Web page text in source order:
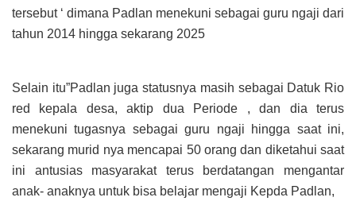
tersebut ‘ dimana Padlan menekuni sebagai guru ngaji dari
tahun 2014 hingga sekarang 2025
Selain itu”Padlan juga statusnya masih sebagai Datuk Rio
red kepala desa, aktip dua Periode , dan dia terus
menekuni tugasnya sebagai guru ngaji hingga saat ini,
sekarang murid nya mencapai 50 orang dan diketahui saat
ini antusias masyarakat terus berdatangan mengantar
anak- anaknya untuk bisa belajar mengaji Kepda Padlan,